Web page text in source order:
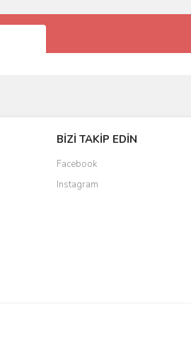
BİZİ TAKİP EDİN
Facebook
Instagram